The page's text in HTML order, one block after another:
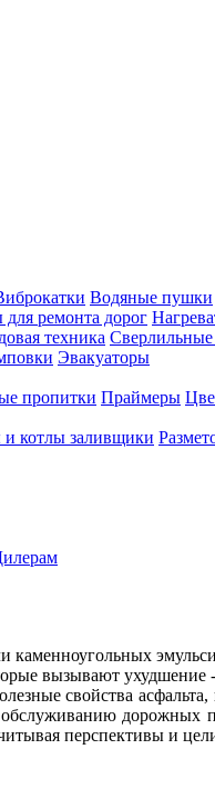
Водяные пушки
ремонта дорог
техника
Эвакуаторы
пропитки Праймеры
и котлы заливщики
вызывают ухудшение
свойства
перспективы и